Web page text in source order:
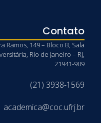
Contato
Ramos, 149 – Bloco B, Sala
Rio de Janeiro – RJ,
21941-909
(21) 3938-1569
academica@coc.ufrj.br